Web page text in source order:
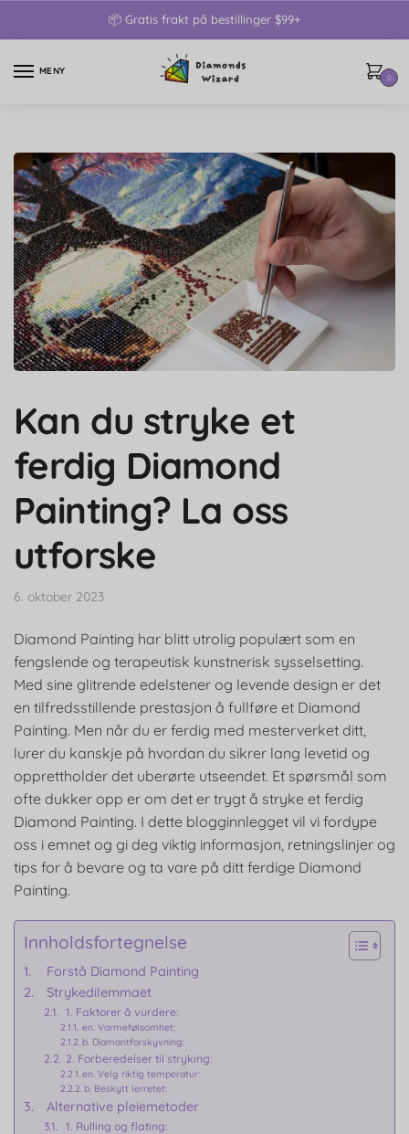
📦 Gratis frakt på bestillinger $99+
MENY
0
Kan du stryke et
ferdig Diamond
Painting? La oss
utforske
6. oktober 2023
Diamond Painting har blitt utrolig populært som en
fengslende og terapeutisk kunstnerisk sysselsetting.
Med sine glitrende edelstener og levende design er det
en tilfredsstillende prestasjon å fullføre et Diamond
Painting. Men når du er ferdig med mesterverket ditt,
lurer du kanskje på hvordan du sikrer lang levetid og
opprettholder det uberørte utseendet. Et spørsmål som
ofte dukker opp er om det er trygt å stryke et ferdig
Diamond Painting. I dette blogginnlegget vil vi fordype
oss i emnet og gi deg viktig informasjon, retningslinjer og
tips for å bevare og ta vare på ditt ferdige Diamond
Painting.
Innholdsfortegnelse
Forstå Diamond Painting
Strykedilemmaet
1. Faktorer å vurdere:
en. Varmefølsomhet:
b. Diamantforskyvning:
2. Forberedelser til stryking:
en. Velg riktig temperatur:
b. Beskytt lerretet:
Alternative pleiemetoder
1. Rulling og flating: